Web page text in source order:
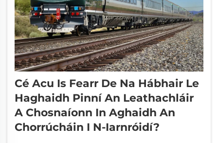
Cé Acu Is Fearr De Na Hábhair Le
Haghaidh Pinní An Leathachláir
A Chosnaíonn In Aghaidh An
Chorrúcháin I N-Iarnróidí?